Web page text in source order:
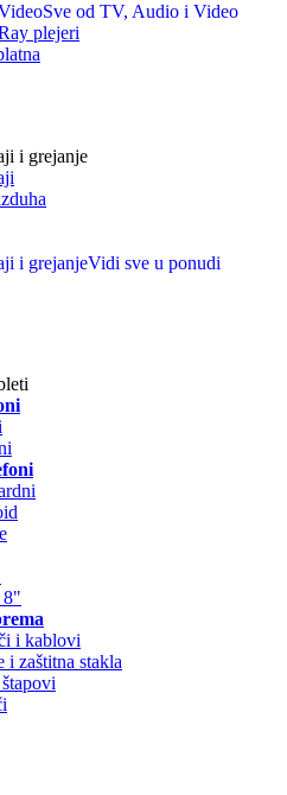
Sve od TV, Audio i Video
plejeri
i grejanje
i grejanjeVidi sve u ponudi
8"
i kablovi
i zaštitna stakla